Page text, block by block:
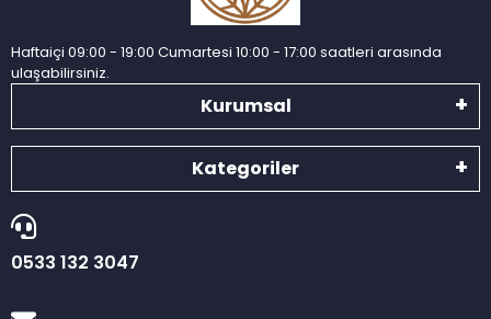
Haftaiçi 09:00 - 19:00 Cumartesi 10:00 - 17:00 saatleri arasında
ulaşabilirsiniz.
Kurumsal
Kategoriler
0533 132 3047